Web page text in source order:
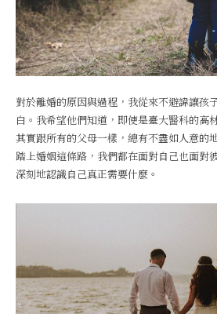
對於離婚的原因與過程，我從來不避諱讓孩
白。我希望他們知道，即使是臺大醫科的高
其實跟所有的父母一樣，總有不盡如人意的
踏上婚姻這條路，我們都在面對自己也面對
深刻地認識自己真正需要什麼。